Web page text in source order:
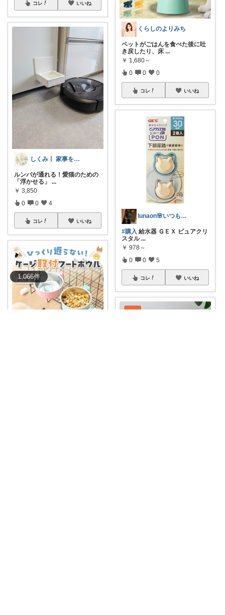
1,066件
コレ いいね
しくみ丨 家事をへらす『投資』のお買い物
​ルンバが通れる！愛猫のための
「浮かせる」
...
￥ 3,850
0 0 4
コレ いいね
くらしのよりみち
ペットがごはんを食べた後に吐
き戻したり、床 ...
￥ 1,680～
0 0 0
コレ いいね
lunaon🌸いつもありがとう💓
#購入 給水器 ＧＥＸ ピュアクリ
スタル...
￥ 978～
0 0 5
コレ いいね